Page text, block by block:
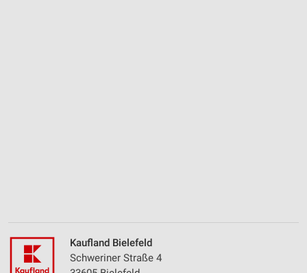
Kaufland Bielefeld
Schweriner Straße 4